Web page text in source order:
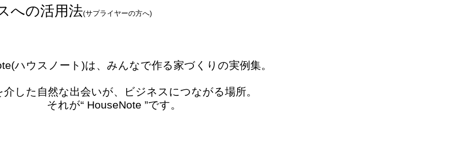
への活用法(サプライヤーの方へ)
ハウスノート)は、みんなで作る家づくりの実例集。
介した自然な出会いが、ビジネスにつながる場所。
それが“ HouseNote ”です。